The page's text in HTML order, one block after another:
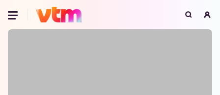
Oeps, browser niet ondersteund